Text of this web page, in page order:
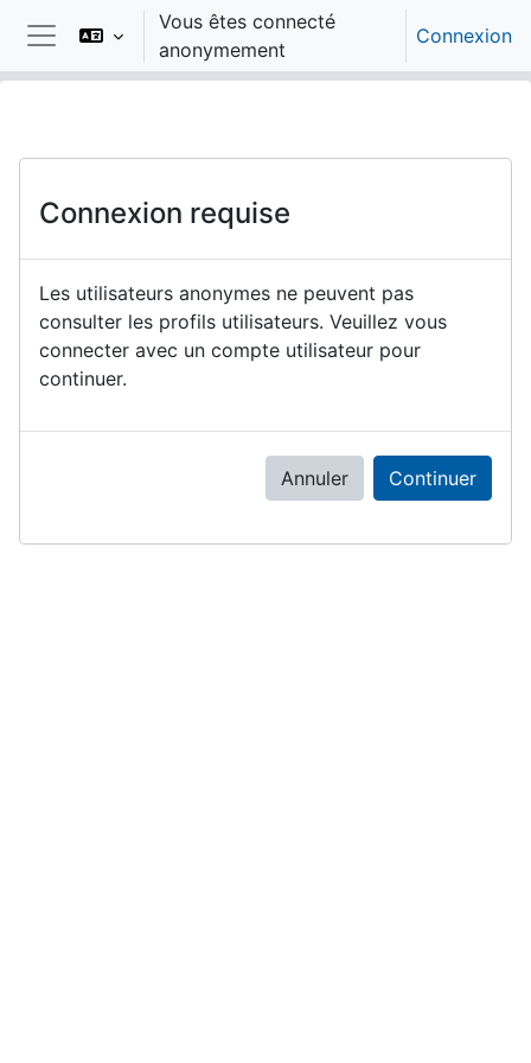
Passer au contenu principal
Panneau latéral
Vous êtes connecté
anonymement
Connexion
Connexion requise
Les utilisateurs anonymes ne peuvent pas
consulter les profils utilisateurs. Veuillez vous
connecter avec un compte utilisateur pour
continuer.
Annuler Continuer